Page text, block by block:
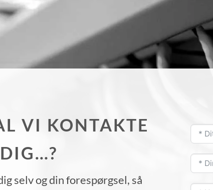
VI KONTAKTE
DIG…?
selv og din forespørgsel, så